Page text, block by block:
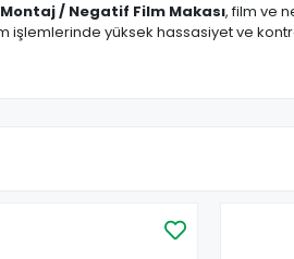
/ Negatif Film Makası, film ve
işlemlerinde yüksek hassasiyet ve